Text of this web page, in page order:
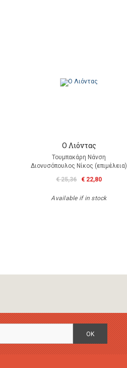
Ο Λιόντας
Τουμπακάρη Νάνση
Διονυσόπουλος Νίκος (επιμέλεια)
€ 25,36
€ 22,80
Available if in stock
OK